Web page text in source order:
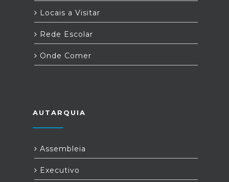
Locais a Visitar
Rede Escolar
Onde Comer
AUTARQUIA
Assembleia
Executivo